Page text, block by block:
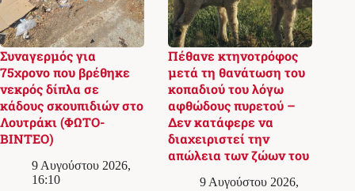
Συναγερμός για
75χρονο που βρέθηκε
νεκρός δίπλα σε
κάδους σκουπιδιών στο
Λουτράκι (ΦΩΤΟ-
ΒΙΝΤΕΟ)
9 Αυγούστου 2026,
16:10
Πέθανε κτηνοτρόφος
μετά τη θανάτωση του
κοπαδιού του λόγω
αφθώδους πυρετού –
Δεν κατάφερε να
διαχειριστεί την
απώλεια των ζώων του
9 Αυγούστου 2026,